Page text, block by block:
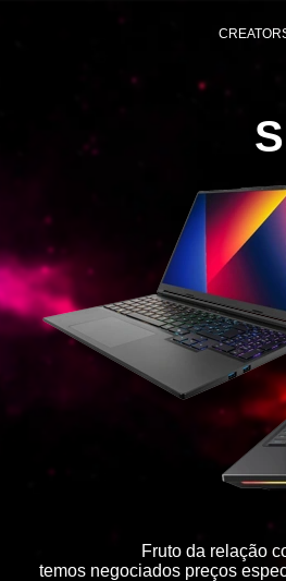
Fruto da relação
temos negociados preços